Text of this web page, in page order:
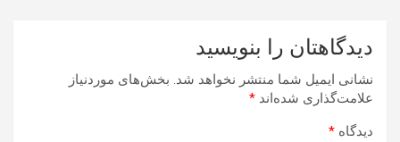
دیدگاهتان را بنویسید
نشانی ایمیل شما منتشر نخواهد شد. بخش‌های موردنیاز
علامت‌گذاری شده‌اند *
دیدگاه *